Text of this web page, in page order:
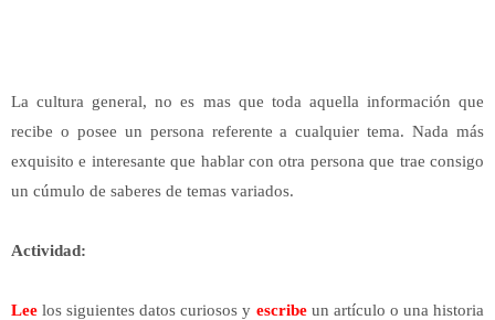
La cultura general, no es mas que toda aquella información que
recibe o posee un persona referente a cualquier tema. Nada más
exquisito e interesante que hablar con otra persona que trae consigo
un cúmulo de saberes de temas variados.
Actividad:
Lee los siguientes datos curiosos y escribeun artículo o una historia